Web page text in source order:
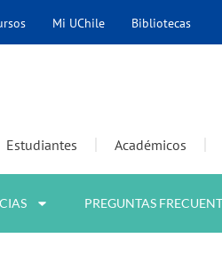
Mi UChile Bibliotecas
Estudiantes Académicos
PREGUNTAS